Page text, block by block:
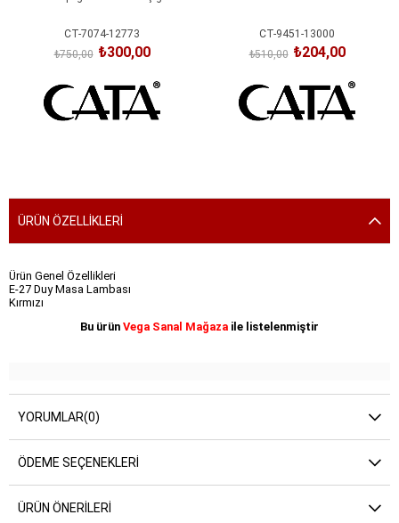
CT-7074-12773
₺300,00
₺750,00
CT-9451-13000
₺204,00
₺510,00
ÜRÜN ÖZELLIKLERI
Ürün Genel Özellikleri
E-27 Duy Masa Lambası
Kırmızı
Bu ürün Vega Sanal Mağaza ile listelenmiştir
YORUMLAR(0)
ÖDEME SEÇENEKLERI
ÜRÜN ÖNERILERI